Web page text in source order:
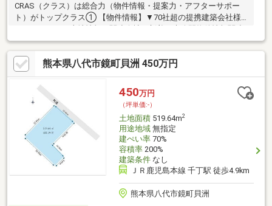
CRAS（クラス）は総合力（物件情報・提案力・アフターサポー
ト）がトップクラス① 【物件情報】▼70社超の提携建築会社様
会社にグッドバイバイやいえコレ等② 【提案力】▼住宅ローン
提携金融機関が多数▼後悔しないためのライフプランシミュレー
ション家計の見直しのプロのFPが在籍③ 【アフターサポート】
▼税金面等のアドバイス資金贈与や住宅ローン控除等▼お引渡し
後の対応お引渡し後のリフォームもお任せ！将来的な売却・賃貸
等の運用をサポート！
熊本県八代市鏡町貝洲 450万円
450万円
（坪単価:-）
土地面積519.64m2
用途地域無指定
建ぺい率70%
容積率200%
建築条件なし
ＪＲ鹿児島本線 千丁駅 徒歩4.9km
熊本県八代市鏡町貝洲